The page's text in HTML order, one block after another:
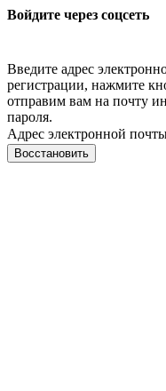
Войдите через соцсеть
Введите адрес
регистрации, нажмите
отправим вам на почту
пароля.
Адрес электронной